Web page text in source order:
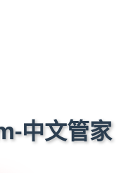
中文管家